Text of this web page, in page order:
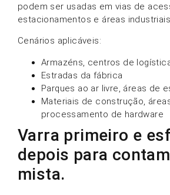
podem ser usadas em vias de
estacionamentos e áreas
Cenários aplicáveis:
Armazéns, centros de
Estradas da fábrica
Parques ao ar livre, áreas de
Materiais de construção,
processamento de hardware
Varra primeiro e
depois para
mista.